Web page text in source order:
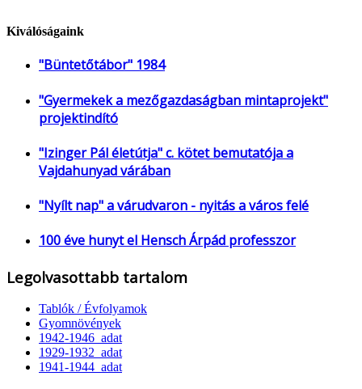
Kiválóságaink
"Büntetőtábor" 1984
"Gyermekek a mezőgazdaságban mintaprojekt"
projektindító
"Izinger Pál életútja" c. kötet bemutatója a
Vajdahunyad várában
"Nyílt nap" a várudvaron - nyitás a város felé
100 éve hunyt el Hensch Árpád professzor
Legolvasottabb tartalom
Tablók / Évfolyamok
Gyomnövények
1942-1946_adat
1929-1932_adat
1941-1944_adat